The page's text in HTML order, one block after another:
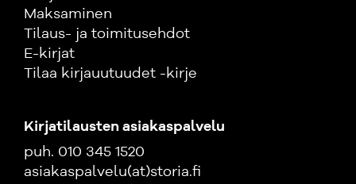
Maksaminen
Tilaus- ja toimitusehdot
E-kirjat
Tilaa kirjauutuudet -kirje
Kirjatilausten asiakaspalvelu
puh. 010 345 1520
asiakaspalvelu(at)storia.fi